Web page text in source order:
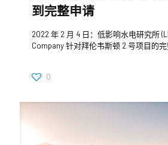
到完整申请
2022 年 2 月 4 日：低影响水电研究所
Company 针对拜伦韦斯顿 2 号项目的
0